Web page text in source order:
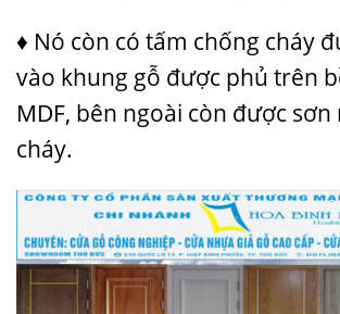
♦ Nó còn có tấm chống cháy
vào khung gỗ được phủ trên
MDF, bên ngoài còn được
cháy.